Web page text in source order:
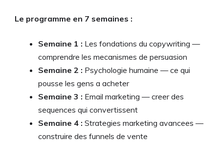
Le programme en 7 semaines :
Semaine 1 : Les fondations du copywriting —
comprendre les mecanismes de persuasion
Semaine 2 : Psychologie humaine — ce qui
pousse les gens a acheter
Semaine 3 : Email marketing — creer des
sequences qui convertissent
Semaine 4 : Strategies marketing avancees —
construire des funnels de vente